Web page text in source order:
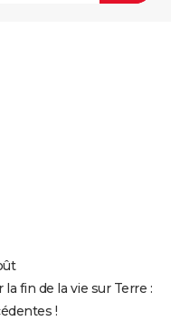
fin de la vie sur Terre :
!